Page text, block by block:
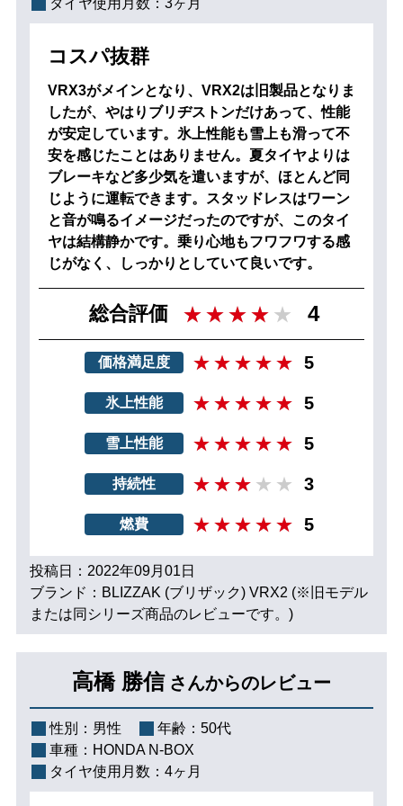
コスパ抜群
VRX3がメインとなり、VRX2は旧製品となりま
したが、やはりブリヂストンだけあって、性能
が安定しています。氷上性能も雪上も滑って不
安を感じたことはありません。夏タイヤよりは
ブレーキなど多少気を遣いますが、ほとんど同
じように運転できます。スタッドレスはワーン
と音が鳴るイメージだったのですが、このタイ
ヤは結構静かです。乗り心地もフワフワする感
じがなく、しっかりとしていて良いです。
総合評価 4
価格満足度 5
氷上性能 5
雪上性能 5
持続性 3
燃費 5
投稿日：2022年09月01日
ブランド：BLIZZAK (ブリザック) VRX2 (※旧モデル
または同シリーズ商品のレビューです。)
高橋 勝信 さんからのレビュー
性別： 男性 年齢： 50代
車種： HONDA N-BOX
タイヤ使用月数： 4ヶ月